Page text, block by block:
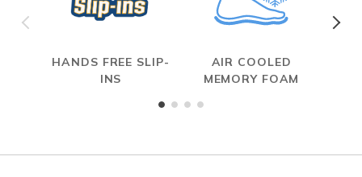
HANDS FREE SLIP-
INS
AIR COOLED
MEMORY FOAM